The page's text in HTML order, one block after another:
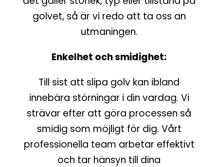
golvet, så är vi redo att ta oss an
utmaningen.
Enkelhet och smidighet:
Till sist att slipa golv kan ibland
innebära störningar i din vardag. Vi
strävar efter att göra processen så
smidig som möjligt för dig. Vårt
professionella team arbetar effektivt
och tar hänsyn till dina